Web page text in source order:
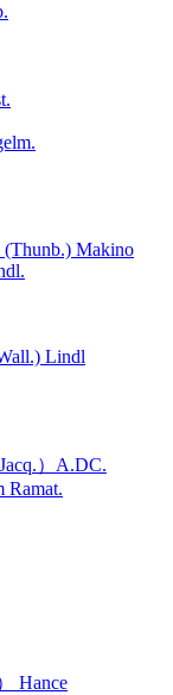
(Thunb.) Makino
Lindl
）A.DC.
Ramat.
Hance